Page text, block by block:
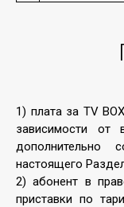
1) плата за TV
зависимости от
дополнительно
настоящего
2) абонент в
приставки по